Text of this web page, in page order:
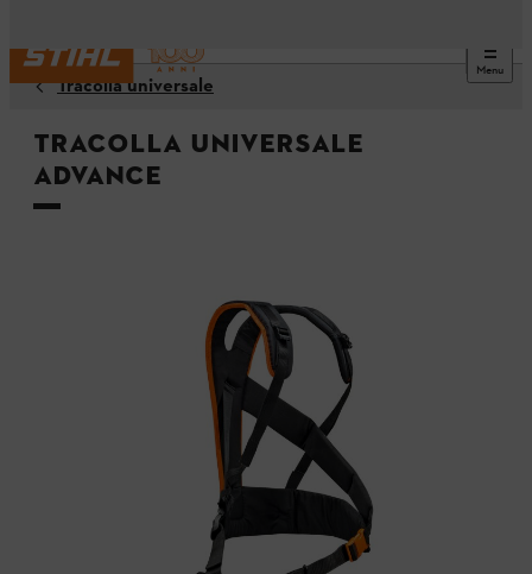
Menu
Tracolla universale
Tracolla universale
ADVANCE